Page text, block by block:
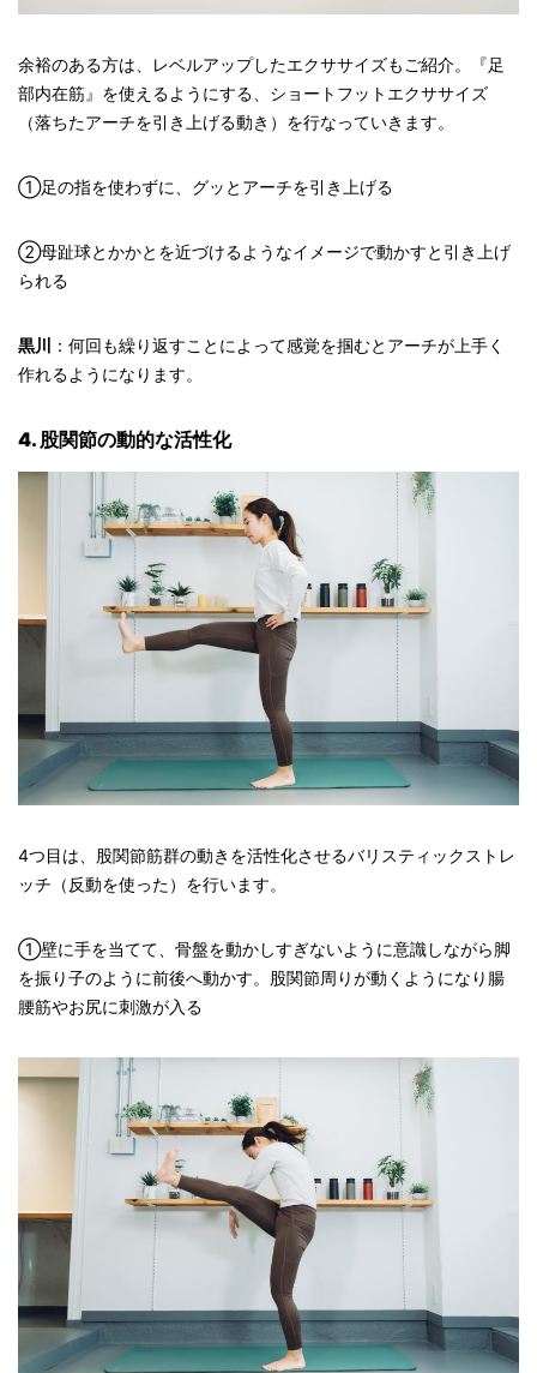
余裕のある方は、レベルアップしたエクササイズもご紹介。『足
部内在筋』を使えるようにする、ショートフットエクササイズ
（落ちたアーチを引き上げる動き）を行なっていきます。
①足の指を使わずに、グッとアーチを引き上げる
②母趾球とかかとを近づけるようなイメージで動かすと引き上げ
られる
黒川
：何回も繰り返すことによって感覚を掴むとアーチが上手く
作れるようになります。
4. 股関節の動的な活性化
4つ目は、股関節筋群の動きを活性化させるバリスティックストレ
ッチ（反動を使った）を行います。
①壁に手を当てて、骨盤を動かしすぎないように意識しながら脚
を振り子のように前後へ動かす。股関節周りが動くようになり腸
腰筋やお尻に刺激が入る